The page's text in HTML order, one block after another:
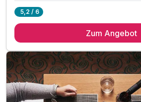
2 x reichhaltiges Frühstück vom Buffet
1 Überraschung aus unserem
inkl. Nutzung des 1200m²
inkl. Nutzung von Sauna, Dampfbad &
inkl. Bademantel & Slipper
5,2 / 6
Zum Angebot